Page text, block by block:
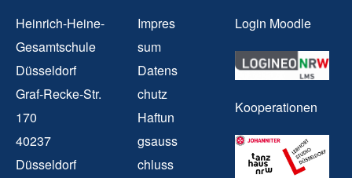
Heinrich-Heine-
Gesamtschule
Düsseldorf
Graf-Recke-Str.
170
40237
Düsseldorf
Impres
sum
Datens
chutz
Haftun
gsauss
chluss
Login Moodle
Kooperationen